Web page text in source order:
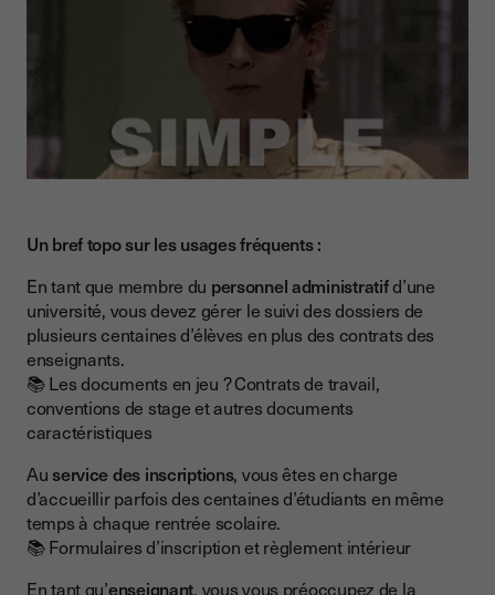
Un bref topo sur les usages fréquents :
En tant que membre du personnel administratifd’une
université, vous devez gérer le suivi des dossiers de
plusieurs centaines d’élèves en plus des contrats des
enseignants.
📚 Les documents en jeu ? Contrats de travail,
conventions de stage et autres documents
caractéristiques
Auservice des inscriptions, vous êtes en charge
d’accueillir parfois des centaines d’étudiants en même
temps à chaque rentrée scolaire.
📚 Formulaires d’inscription et règlement intérieur
En tant qu’enseignant, vous vous préoccupez de la